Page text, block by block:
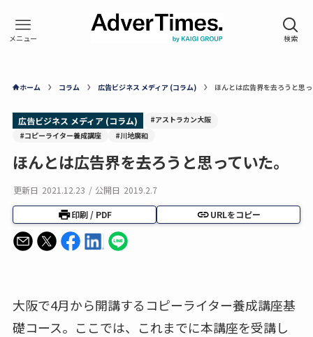
ホーム コラム 広告ビジネス メディア (コラム) ほんとは広告界を去ろうと思
広告ビジネス メディア (コラム)
#アストラカン大阪
#コピーライター養成講座
#川地廣和
ほんとは広告界を去ろうと思っていた。
更新日 2021.12.23 / 公開日 2019.2.7
印刷 / PDF URLをコピー
大阪で4月から開講するコピーライター養成講座基
礎コース。ここでは、これまでに本講座を受講し